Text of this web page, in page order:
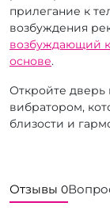
прилегание к
возбуждения
возбуждающий
основе.
Откройте
вибратором,
близости и
Отзывы 0